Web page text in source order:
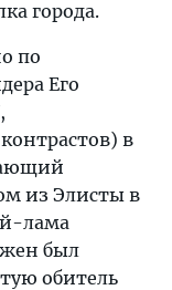
города.
по
Его
в
из Элисты в
лама
был
обитель